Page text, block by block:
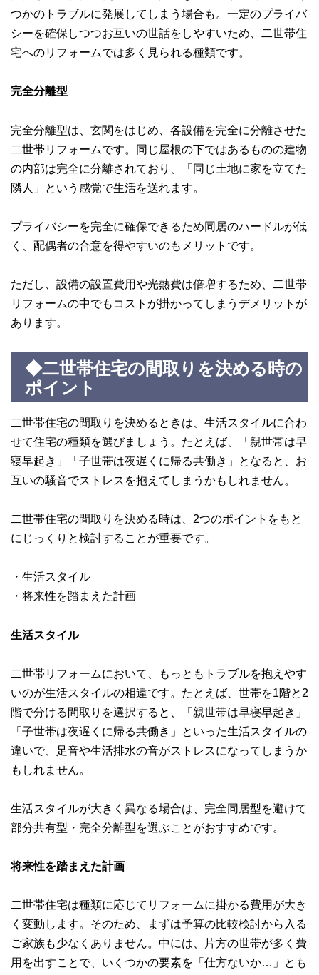
つかのトラブルに発展してしまう場合も。一定のプライバ
シーを確保しつつお互いの世話をしやすいため、二世帯住
宅へのリフォームでは多く見られる種類です。
完全分離型
完全分離型は、玄関をはじめ、各設備を完全に分離させた
二世帯リフォームです。同じ屋根の下ではあるものの建物
の内部は完全に分離されており、「同じ土地に家を立てた
隣人」という感覚で生活を送れます。
プライバシーを完全に確保できるため同居のハードルが低
く、配偶者の合意を得やすいのもメリットです。
ただし、設備の設置費用や光熱費は倍増するため、二世帯
リフォームの中でもコストが掛かってしまうデメリットが
あります。
◆二世帯住宅の間取りを決める時の
ポイント
二世帯住宅の間取りを決めるときは、生活スタイルに合わ
せて住宅の種類を選びましょう。たとえば、「親世帯は早
寝早起き」「子世帯は夜遅くに帰る共働き」となると、お
互いの騒音でストレスを抱えてしまうかもしれません。
二世帯住宅の間取りを決める時は、2つのポイントをもと
にじっくりと検討することが重要です。
・生活スタイル
・将来性を踏まえた計画
生活スタイル
二世帯リフォームにおいて、もっともトラブルを抱えやす
いのが生活スタイルの相違です。たとえば、世帯を1階と2
階で分ける間取りを選択すると、「親世帯は早寝早起き」
「子世帯は夜遅くに帰る共働き」といった生活スタイルの
違いで、足音や生活排水の音がストレスになってしまうか
もしれません。
生活スタイルが大きく異なる場合は、完全同居型を避けて
部分共有型・完全分離型を選ぶことがおすすめです。
将来性を踏まえた計画
二世帯住宅は種類に応じてリフォームに掛かる費用が大き
く変動します。そのため、まずは予算の比較検討から入る
ご家族も少なくありません。中には、片方の世帯が多く費
用を出すことで、いくつかの要素を「仕方ないか…」とも